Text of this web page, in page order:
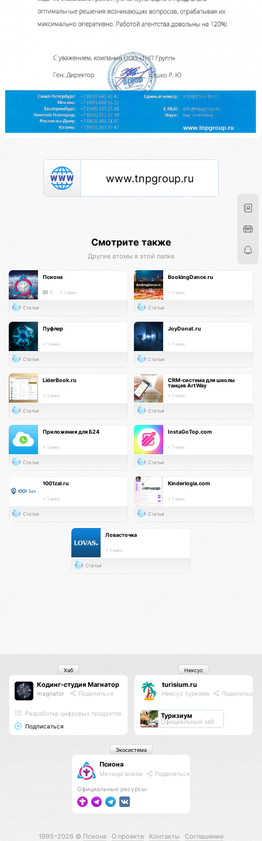
www.tnpgroup.ru
Смотрите также
Другие атомы в этой папке
Псиона
0 < 1 мин.
Статья
BookingDance.ru
< 1 мин.
Статья
Пуфлер
< 1 мин.
Статья
JoyDonat.ru
< 1 мин.
Статья
LiderBook.ru
< 1 мин.
Статья
CRM-система для школы
танцев ArtWay
< 1 мин.
Статья
Приложения для Б24
< 1 мин.
Статья
InstaGoTop.com
< 1 мин.
Статья
1001zal.ru
< 1 мин.
Статья
Kinderlogia.com
< 1 мин.
Статья
Ловасточка
< 1 мин.
Статья
Кодинг-студия Магнатор
magnator Поделиться
Разработка цифровых продуктов
Подписаться
Хаб
turisium.ru
Нексус туризма Поделиться
Туризиум
Официальный хаб
Нексус
Псиона
Метаорганизм Поделиться
Официальные ресурсы:
Экосистема
1995–2026 © Псиона О проекте Контакты Соглашение